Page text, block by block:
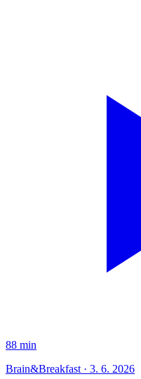
88 min
Brain&Breakfast · 3. 6. 2026